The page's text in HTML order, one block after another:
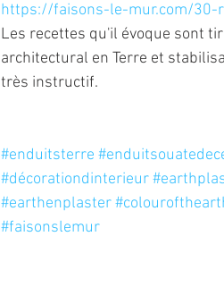
https://faisons-le-mur.com/
Les recettes qu'il évoque sont
architectural en Terre et
très instructif.
#enduitsterre
#décorationdinterieur
#earthenplaster
#faisonslemur